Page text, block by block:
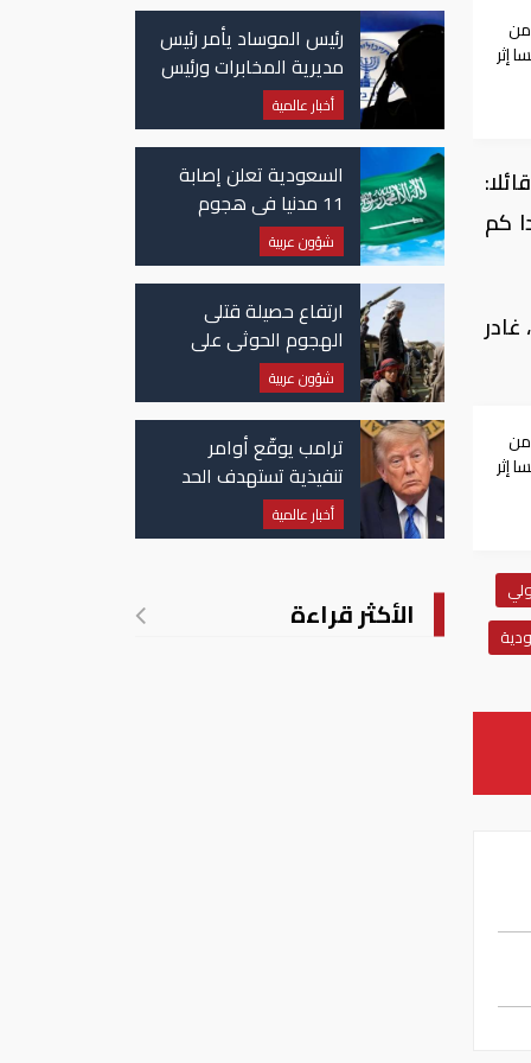
إثر
كم
إثر
رئيس الموساد يأمر رئيس
مديرية المخابرات ورئيس
قسم إيران بالاستقالة
أخبار عالمية
السعودية تعلن إصابة
11 مدنيا في هجوم
حوثي على نجران
شؤون عربية
ارتفاع حصيلة قتلى
الهجوم الحوثي على
قتيلًا وعشرات الجرحى
شؤون عربية
ترامب يوقّع أوامر
تنفيذية تستهدف الحد
من منح الجنسية
الأمريكية بالولادة
أخبار عالمية
الأكثر قراءة